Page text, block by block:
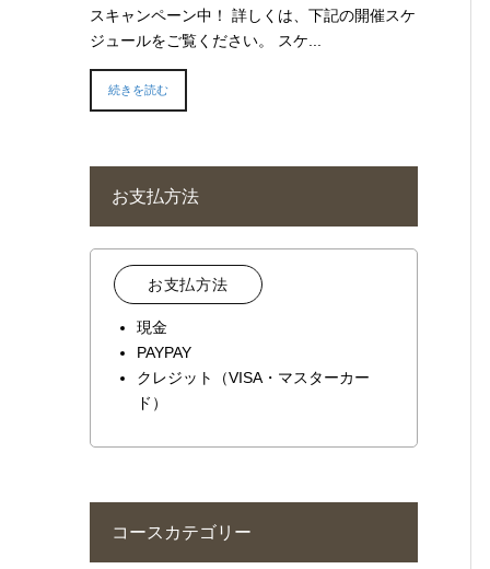
スキャンペーン中！ 詳しくは、下記の開催スケ
ジュールをご覧ください。 スケ...
続きを読む
お支払方法
お支払方法
現金
PAYPAY
クレジット（VISA・マスターカー
ド）
コースカテゴリー